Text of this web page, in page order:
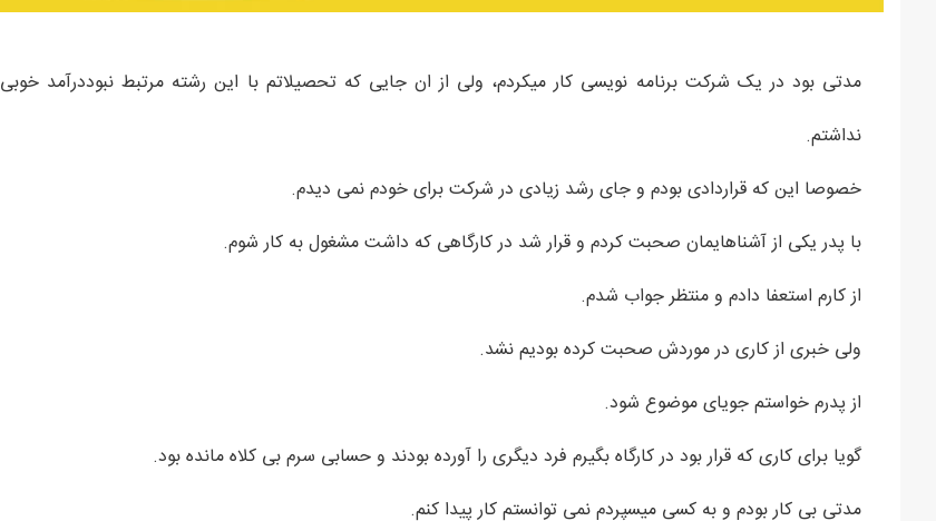
مدتی بود در یک شرکت برنامه نویسی کار میکردم، ولی از ان جایی که تحصیلاتم با این رشته مرتبط نبوددرآمد خوبی
نداشتم.
خصوصا این که قراردادی بودم و جای رشد زیادی در شرکت برای خودم نمی دیدم.
با پدر یکی از آشناهایمان صحبت کردم و قرار شد در کارگاهی که داشت مشغول به کار شوم.
از کارم استعفا دادم و منتظر جواب شدم.
ولی خبری از کاری در موردش صحبت کرده بودیم نشد.
از پدرم خواستم جویای موضوع شود.
گویا برای کاری که قرار بود در کارگاه بگیرم فرد دیگری را آورده بودند و حسابی سرم بی کلاه مانده بود.
مدتی بی کار بودم و به کسی میسپردم نمی توانستم کار پیدا کنم.